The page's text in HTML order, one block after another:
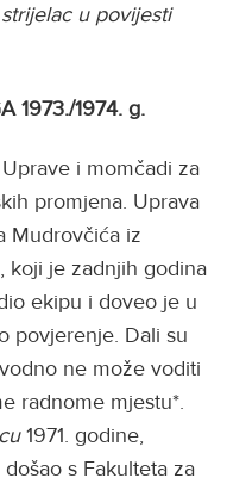
u povijesti
1973./1974. g.
i momčadi za
promjena. Uprava
Mudrovčića iz
koji je zadnjih godina
ekipu i doveo je u
povjerenje. Dali su
ne može voditi
radnome mjestu*.
1971. godine,
s Fakulteta za